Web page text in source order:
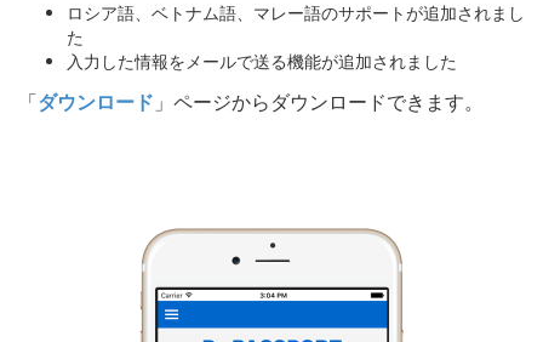
ロシア語、ベトナム語、マレー語のサポートが追加されまし
た
入力した情報をメールで送る機能が追加されました
「ダウンロード 」ページからダウンロードできます。